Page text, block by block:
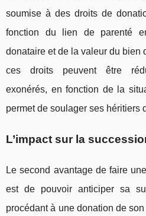
soumise à des droits de
fonction du lien de parenté
donataire et de la valeur du bien
ces droits peuvent être
exonérés, en fonction de la
permet de soulager ses héritiers
L’impact sur la
Le second avantage de faire
est de pouvoir anticiper sa
procédant à une donation de